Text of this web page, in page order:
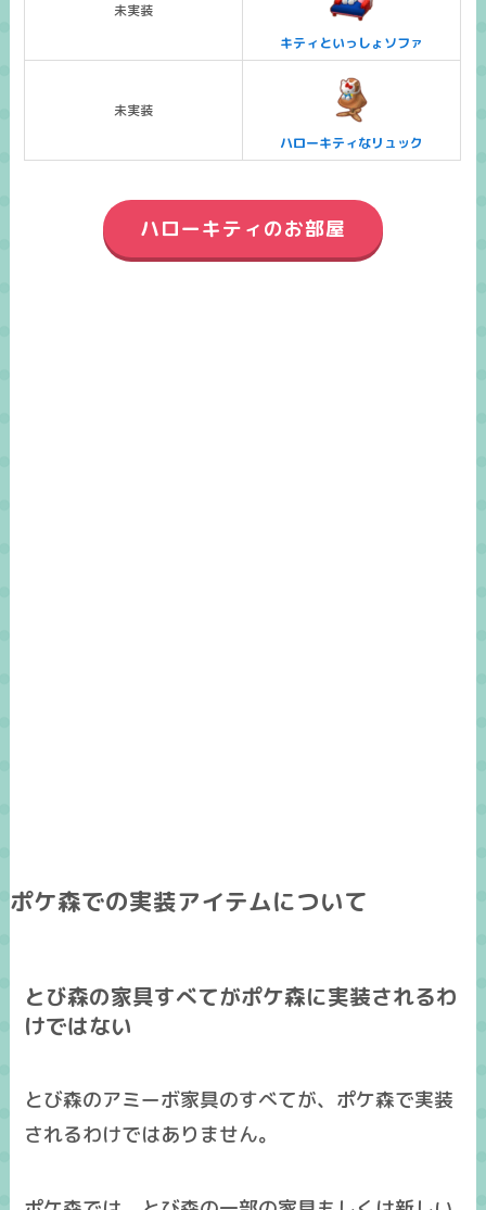
未実装
キティといっしょソファ
未実装
ハローキティなリュック
ハローキティのお部屋
ポケ森での実装アイテムについて
とび森の家具すべてがポケ森に実装されるわ
けではない
とび森のアミーボ家具のすべてが、ポケ森で実装
されるわけではありません。